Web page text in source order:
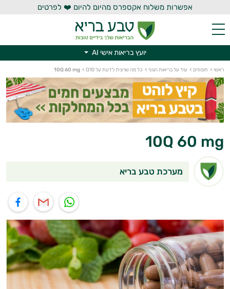
אפשרות משלוח אקספרס מהיום להיום ❤️ לפרטים
יועץ בריאות אישי AI
ראשי > תוספים > עוד על בריאות הגוף > כל מה שרצית לדעת על Q10 >
10Q 60 mg
10Q 60 mg
מערכת טבע בריא